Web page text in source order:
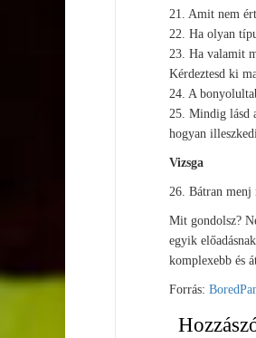
21. Amit nem
22. Ha olyan
23. Ha valamit
Kérdeztesd ki
24. A
25. Mindig lásd
hogyan
Vizsga
26. Bátran menj
Mit gondolsz?
egyik
komplexebb és
Forrás: